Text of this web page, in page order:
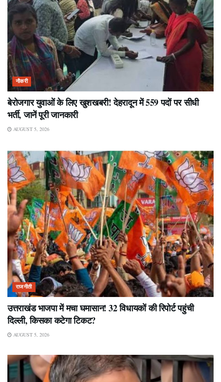
नौकरी
बेरोजगार युवाओं के लिए खुशखबरी! देहरादून में 559 पदों पर सीधी
भर्ती, जानें पूरी जानकारी
AUGUST 5, 2026
राजनीती
उत्तराखंड भाजपा में मचा घमासान! 32 विधायकों की रिपोर्ट पहुंची
दिल्ली, किसका कटेगा टिकट?
AUGUST 5, 2026